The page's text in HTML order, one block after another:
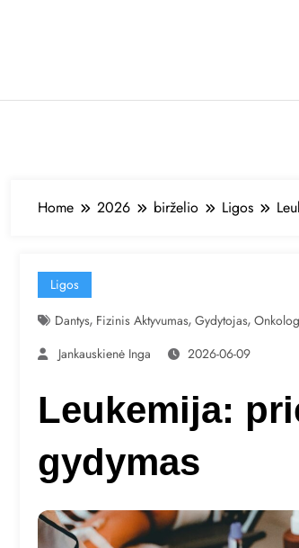
Home 2026 birželio Ligos
Ligos
Dantys, Fizinis Aktyvumas, Gydytojas,
Jankauskienė Inga
2026-06-09
Leukemija:
gydymas